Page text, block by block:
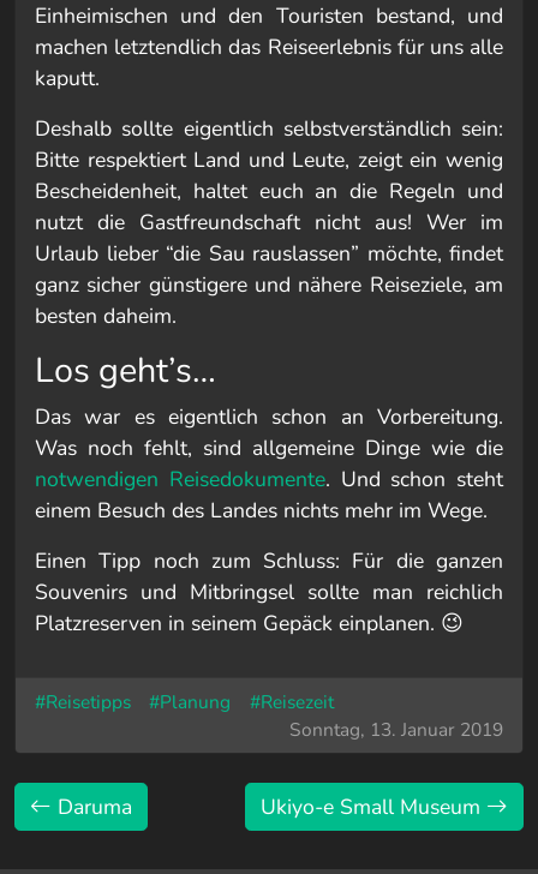
Einheimischen und den Touristen bestand, und
machen letztendlich das Reiseerlebnis für uns alle
kaputt.
Deshalb sollte eigentlich selbstverständlich sein:
Bitte respektiert Land und Leute, zeigt ein wenig
Bescheidenheit, haltet euch an die Regeln und
nutzt die Gastfreundschaft nicht aus! Wer im
Urlaub lieber “die Sau rauslassen” möchte, findet
ganz sicher günstigere und nähere Reiseziele, am
besten daheim.
Los geht’s…
Das war es eigentlich schon an Vorbereitung.
Was noch fehlt, sind allgemeine Dinge wie die
notwendigen Reisedokumente. Und schon steht
einem Besuch des Landes nichts mehr im Wege.
Einen Tipp noch zum Schluss: Für die ganzen
Souvenirs und Mitbringsel sollte man reichlich
Platzreserven in seinem Gepäck einplanen. 😉
#Reisetipps #Planung
#Reisezeit
Sonntag, 13. Januar 2019
Daruma Ukiyo-e Small Museum